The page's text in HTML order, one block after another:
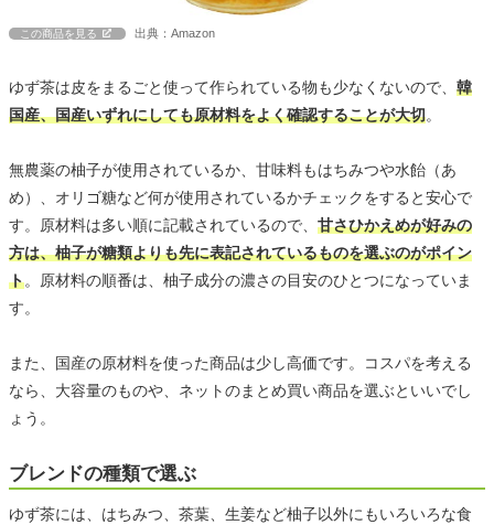
この商品を見る 出典：Amazon
ゆず茶は皮をまるごと使って作られている物も少なくないので、 韓
国産、国産いずれにしても原材料をよく確認することが大切。
無農薬の柚子が使用されているか、甘味料もはちみつや水飴（あ
め）、オリゴ糖など何が使用されているかチェックをすると安心で
す。原材料は多い順に記載されているので、 甘さひかえめが好みの
方は、柚子が糖類よりも先に表記されているものを選ぶのがポイン
ト。原材料の順番は、柚子成分の濃さの目安のひとつになっていま
す。
また、国産の原材料を使った商品は少し高価です。コスパを考える
なら、大容量のものや、ネットのまとめ買い商品を選ぶといいでし
ょう。
ブレンドの種類で選ぶ
ゆず茶には、はちみつ、茶葉、生姜など柚子以外にもいろいろな食